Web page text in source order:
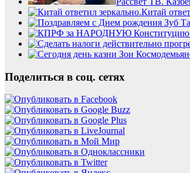
Китай
Поделиться в соц. сетях